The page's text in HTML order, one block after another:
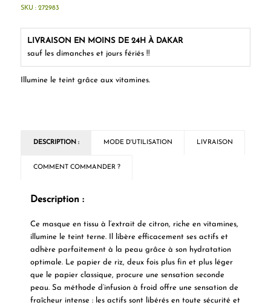
Illumine le teint grâce aux vitamines.
LIVRAISON EN MOINS DE 24H À DAKAR
sauf les dimanches et jours fériés !!
SKU : 272983
DESCRIPTION : MODE D'UTILISATION LIVRAISON
COMMENT COMMANDER ?
Description :
Ce masque en tissu à l’extrait de citron, riche en vitamines,
illumine le teint terne. Il libère efficacement ses actifs et
adhère parfaitement à la peau grâce à son hydratation
optimale. Le papier de riz, deux fois plus fin et plus léger
que le papier classique, procure une sensation seconde
peau. Sa méthode d’infusion à froid offre une sensation de
fraîcheur intense : les actifs sont libérés en toute sécurité et